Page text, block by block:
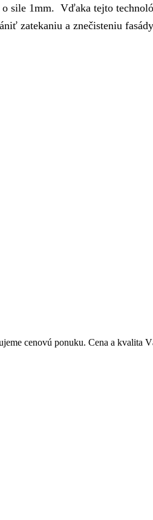
o sile 1mm. Vďaka tejto
zatekaniu a znečisteniu
cenovú ponuku. Cena a kvalita